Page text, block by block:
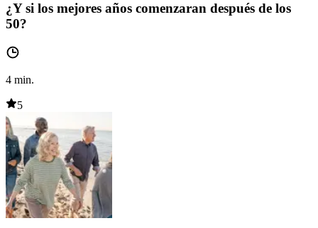
¿Y si los mejores años comenzaran después de los
50?
4 min.
5